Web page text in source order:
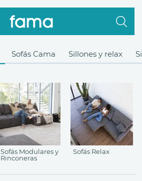
Sofás Modulares y
Rinconeras
Sofás Relax
Sofás Cama Sillones y relax